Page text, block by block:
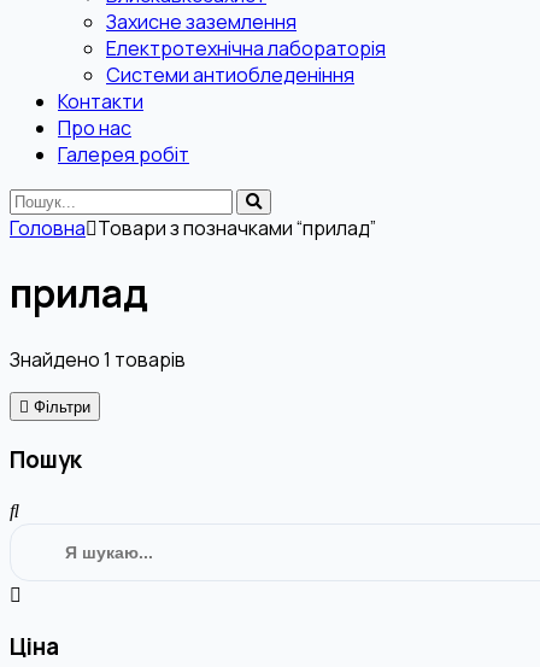
Захисне заземлення
Електротехнічна лабораторія
Системи антиобледеніння
Контакти
Про нас
Галерея робіт
Головна Товари з позначками “прилад”
прилад
Знайдено1 товарів
Фільтри
Пошук
Ціна